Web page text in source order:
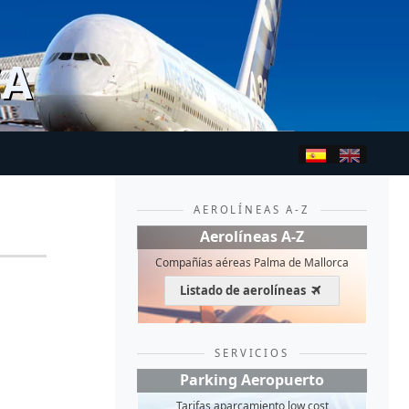
AEROLÍNEAS A-Z
Aerolíneas A-Z
Compañías aéreas Palma de Mallorca
Listado de aerolíneas
SERVICIOS
Parking Aeropuerto
Tarifas aparcamiento low cost